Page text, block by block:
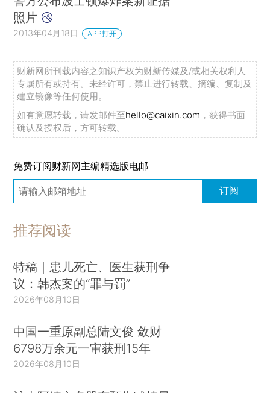
照片
2013年04月18日 APP打开
财新网所刊载内容之知识产权为财新传媒及/或相关权利人
专属所有或持有。未经许可，禁止进行转载、摘编、复制及
建立镜像等任何使用。
如有意愿转载，请发邮件至hello@caixin.com ，获得书面
确认及授权后，方可转载。
免费订阅财新网主编精选版电邮
订阅
推荐阅读
特稿｜患儿死亡、医生获刑争
议：韩杰案的“罪与罚”
2026年08月10日
中国一重原副总陆文俊 敛财
6798万余元一审获刑15年
2026年08月10日